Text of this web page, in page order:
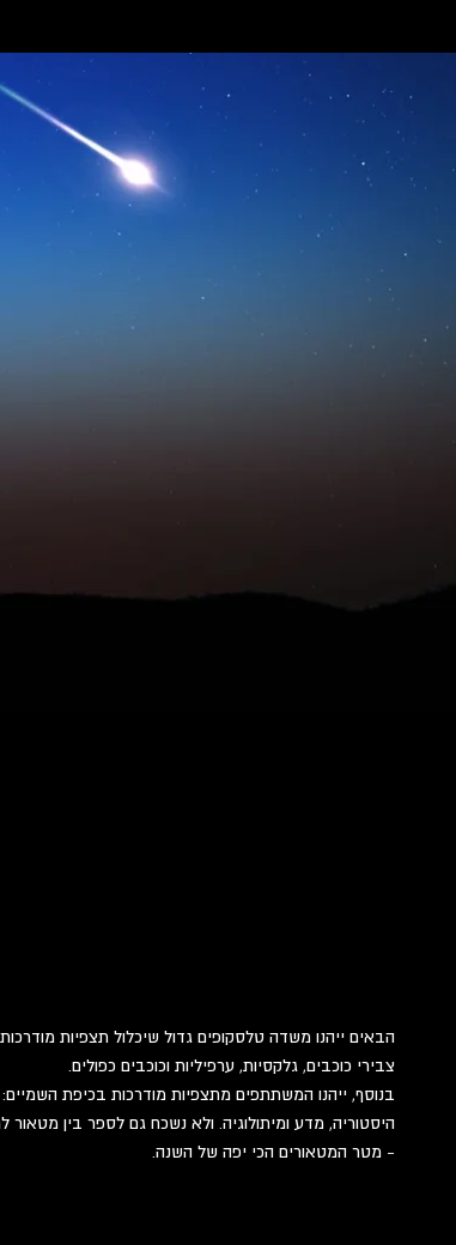
הבאים ייהנו משדה טלסקופים גדול שיכלול תצפיות
צבירי כוכבים, גלקסיות, ערפיליות וכוכבים כפולים.
בנוסף, ייהנו המשתתפים מתצפיות מודרכות בכיפת השמיים:
היסטוריה, מדע ומיתולוגיה. ולא נשכח גם לספר בין
- מטר המטאורים הכי יפה של השנה.